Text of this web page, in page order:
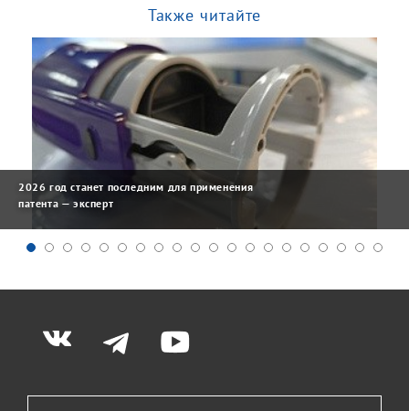
Также читайте
2026 год станет последним для применения
патента — эксперт